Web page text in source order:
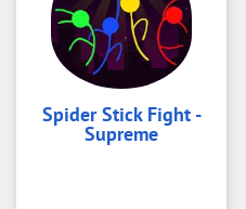
Spider Stick Fight -
Supreme